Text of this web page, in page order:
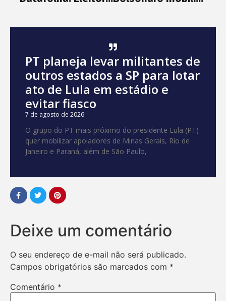
PT planeja levar militantes de
outros estados a SP para lotar
ato de Lula em estádio e
evitar fiasco
7 de agosto de 2026
O grupo do PT mais próximo do presidente Lula (PT)
quer mobilizar apoiadores de Minas Gerais, Rio de
Janeiro e Paraná, além de São Paulo,
Deixe um comentário
O seu endereço de e-mail não será publicado.
Campos obrigatórios são marcados com *
Comentário *